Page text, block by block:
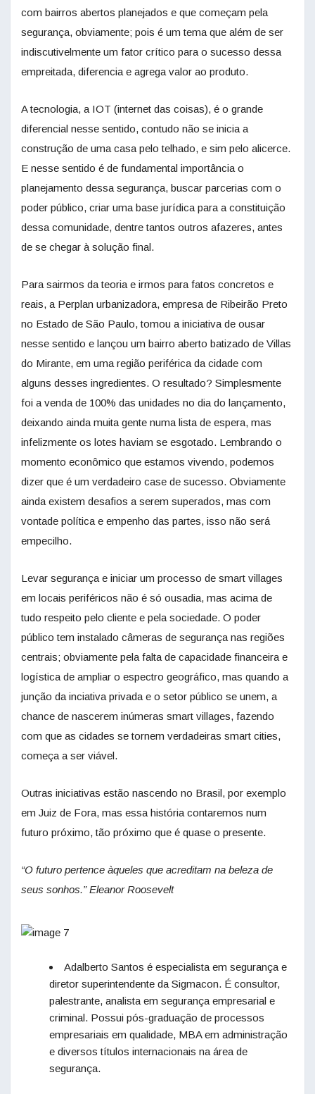
com bairros abertos planejados e que começam pela
segurança, obviamente; pois é um tema que além de ser
indiscutivelmente um fator crítico para o sucesso dessa
empreitada, diferencia e agrega valor ao produto.
A tecnologia, a IOT (internet das coisas), é o grande
diferencial nesse sentido, contudo não se inicia a
construção de uma casa pelo telhado, e sim pelo alicerce.
E nesse sentido é de fundamental importância o
planejamento dessa segurança, buscar parcerias com o
poder público, criar uma base jurídica para a constituição
dessa comunidade, dentre tantos outros afazeres, antes
de se chegar à solução final.
Para sairmos da teoria e irmos para fatos concretos e
reais, a Perplan urbanizadora, empresa de Ribeirão Preto
no Estado de São Paulo, tomou a iniciativa de ousar
nesse sentido e lançou um bairro aberto batizado de Villas
do Mirante, em uma região periférica da cidade com
alguns desses ingredientes. O resultado? Simplesmente
foi a venda de 100% das unidades no dia do lançamento,
deixando ainda muita gente numa lista de espera, mas
infelizmente os lotes haviam se esgotado. Lembrando o
momento econômico que estamos vivendo, podemos
dizer que é um verdadeiro case de sucesso. Obviamente
ainda existem desafios a serem superados, mas com
vontade política e empenho das partes, isso não será
empecilho.
Levar segurança e iniciar um processo de smart villages
em locais periféricos não é só ousadia, mas acima de
tudo respeito pelo cliente e pela sociedade. O poder
público tem instalado câmeras de segurança nas regiões
centrais; obviamente pela falta de capacidade financeira e
logística de ampliar o espectro geográfico, mas quando a
junção da inciativa privada e o setor público se unem, a
chance de nascerem inúmeras smart villages, fazendo
com que as cidades se tornem verdadeiras smart cities,
começa a ser viável.
Outras iniciativas estão nascendo no Brasil, por exemplo
em Juiz de Fora, mas essa história contaremos num
futuro próximo, tão próximo que é quase o presente.
“O futuro pertence àqueles que acreditam na beleza de
seus sonhos.” Eleanor Roosevelt
Adalberto Santos é especialista em segurança e
diretor superintendente da Sigmacon. É consultor,
palestrante, analista em segurança empresarial e
criminal. Possui pós-graduação de processos
empresariais em qualidade, MBA em administração
e diversos títulos internacionais na área de
segurança.